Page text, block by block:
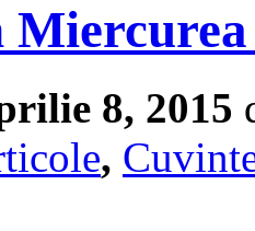
8, 2015
,